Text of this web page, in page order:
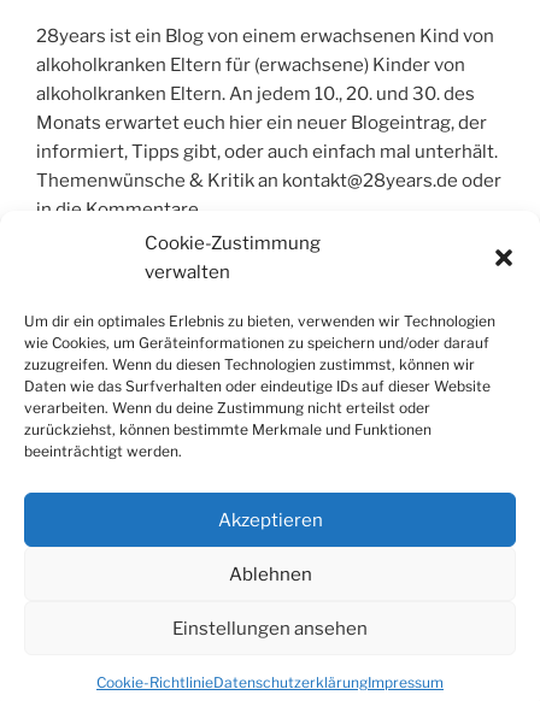
Cookie-Zustimmung
verwalten
Um dir ein optimales Erlebnis zu bieten, verwenden wir Technologien
wie Cookies, um Geräteinformationen zu speichern und/oder darauf
zuzugreifen. Wenn du diesen Technologien zustimmst, können wir
Daten wie das Surfverhalten oder eindeutige IDs auf dieser Website
verarbeiten. Wenn du deine Zustimmung nicht erteilst oder
zurückziehst, können bestimmte Merkmale und Funktionen
beeinträchtigt werden.
Akzeptieren
Ablehnen
Einstellungen ansehen
Cookie-RichtlinieDatenschutzerklärungImpressum
28years ist ein Blog von einem erwachsenen Kind von
alkoholkranken Eltern für (erwachsene) Kinder von
alkoholkranken Eltern. An jedem 10., 20. und 30. des
Monats erwartet euch hier ein neuer Blogeintrag, der
informiert, Tipps gibt, oder auch einfach mal unterhält.
Themenwünsche & Kritik an kontakt@28years.de oder
in die Kommentare.
Impressum